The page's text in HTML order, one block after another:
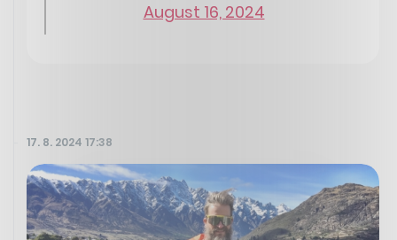
August 16, 2024
17. 8. 2024 17:38